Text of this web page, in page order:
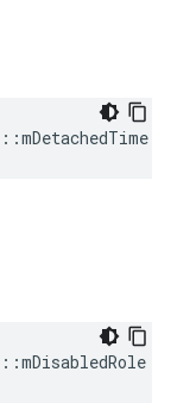
::mDetachedTime
::mDisabledRole